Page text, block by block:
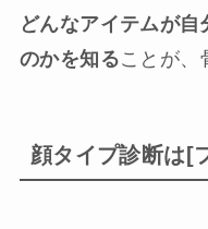
どんなアイテムが
のかを知ることが
顔タイプ診断は[